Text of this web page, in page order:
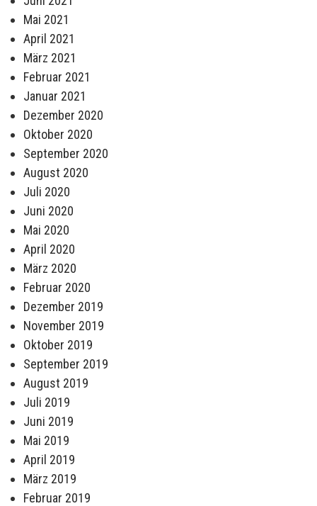
Mai 2021
April 2021
März 2021
Februar 2021
Januar 2021
Dezember 2020
Oktober 2020
September 2020
August 2020
Juli 2020
Juni 2020
Mai 2020
April 2020
März 2020
Februar 2020
Dezember 2019
November 2019
Oktober 2019
September 2019
August 2019
Juli 2019
Juni 2019
Mai 2019
April 2019
März 2019
Februar 2019